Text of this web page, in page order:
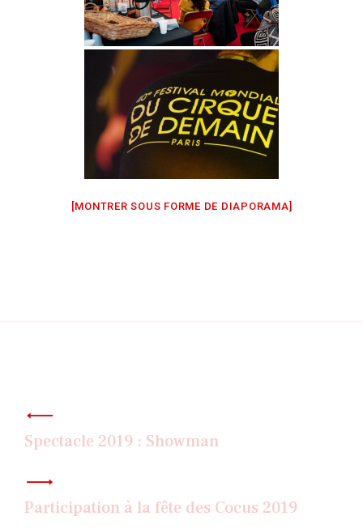
[MONTRER SOUS FORME DE DIAPORAMA]
de
l’article
Spectacle 2019 : Showman
Participation à la fête des Cocus 2019